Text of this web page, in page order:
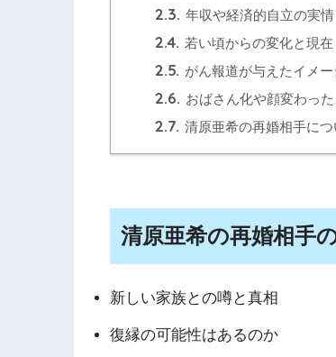
2.3. 年収や経済的自立の実情
2.4. 若い頃からの変化と現在
2.5. がん報道が与えたイメー
2.6. おばさん化や顔変わっ
2.7. 清原亜希の再婚相手に
清原亜希の再婚相手
新しい家族との噂と真相
復縁の可能性はあるのか